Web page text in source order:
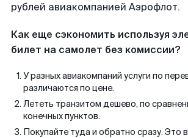
рублей авиакомпанией Аэрофлот.
Как еще сэкономить используя
билет на самолет без комиссии?
У разных авиакомпаний услуги по
различаются по цене.
Лететь транзитом дешево, по
конечных пунктов.
Покупайте туда и обратно сразу. Это